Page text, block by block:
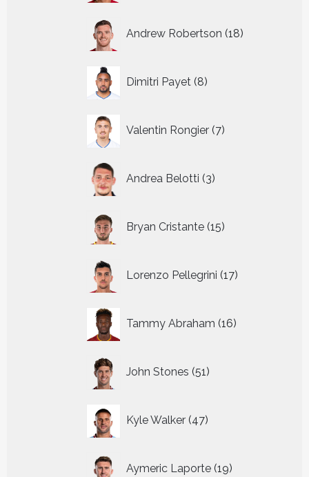
Andrew Robertson 18
producten
Dimitri Payet 8
producten
Valentin Rongier 7
producten
Andrea Belotti 3
producten
Bryan Cristante 15
producten
Lorenzo Pellegrini 17
producten
Tammy Abraham 16
producten
John Stones 51
producten
Kyle Walker 47
producten
Aymeric Laporte 19